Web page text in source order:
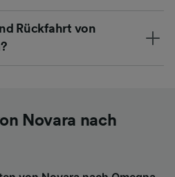
Rückfahrt von
Novara nach